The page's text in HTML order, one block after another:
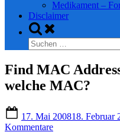
Medikament –
Disclaimer
Toggle
search
form
Suchen
nach:
Find MAC
welche MAC?
on
17. Mai 200818. Februar
Kommentarezu